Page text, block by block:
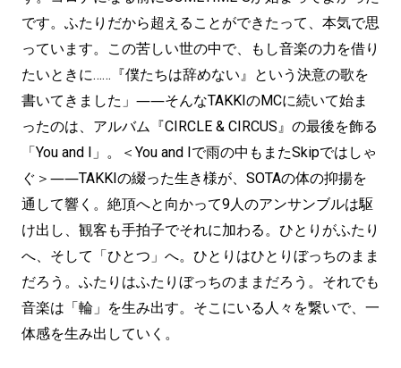
です。ふたりだから超えることができたって、本気で思
っています。この苦しい世の中で、もし音楽の力を借り
たいときに……『僕たちは辞めない』という決意の歌を
書いてきました」――そんなTAKKIのMCに続いて始ま
ったのは、アルバム『CIRCLE & CIRCUS』の最後を飾る
「You and I」。＜You and Iで雨の中もまたSkipではしゃ
ぐ＞――TAKKIの綴った生き様が、SOTAの体の抑揚を
通して響く。絶頂へと向かって9人のアンサンブルは駆
け出し、観客も手拍子でそれに加わる。ひとりがふたり
へ、そして「ひとつ」へ。ひとりはひとりぼっちのまま
だろう。ふたりはふたりぼっちのままだろう。それでも
音楽は「輪」を生み出す。そこにいる人々を繋いで、一
体感を生み出していく。